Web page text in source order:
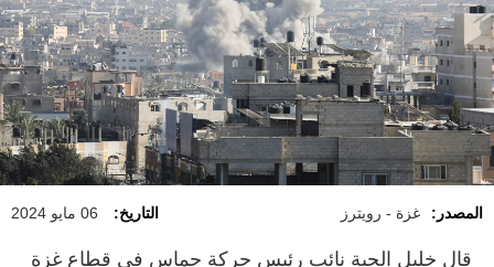
المصدر: غزة - رويترز التاريخ: 06 مايو 2024
قال خليل الحية نائب رئيس حركة حماس في قطاع غزة